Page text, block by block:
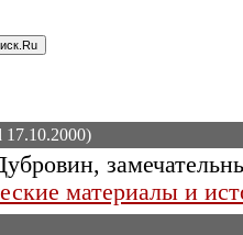
материалы и